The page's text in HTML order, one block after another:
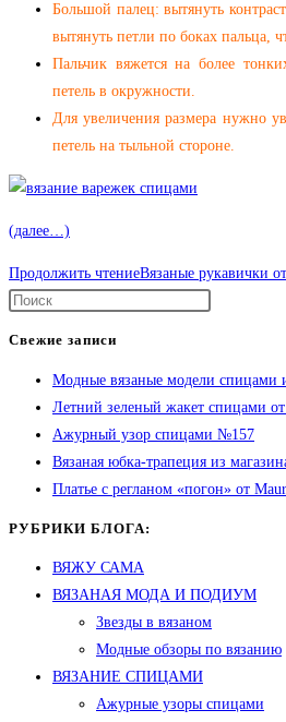
Большой палец: вытянуть
вытянуть петли по боках пальца,
Пальчик вяжется на более
петель в окружности.
Для увеличения размера нужно
петель на тыльной стороне.
(далее…)
Продолжить чтениеВязаные рукавички
Свежие записи
Модные вязаные модели спицами
Летний зеленый жакет спицами от
Ажурный узор спицами №157
Вязаная юбка-трапеция из
Платье с регланом «погон» от
РУБРИКИ БЛОГА:
ВЯЖУ САМА
ВЯЗАНАЯ МОДА И ПОДИУМ
Звезды в вязаном
Модные обзоры по вязанию
ВЯЗАНИЕ СПИЦАМИ
Ажурные узоры спицами